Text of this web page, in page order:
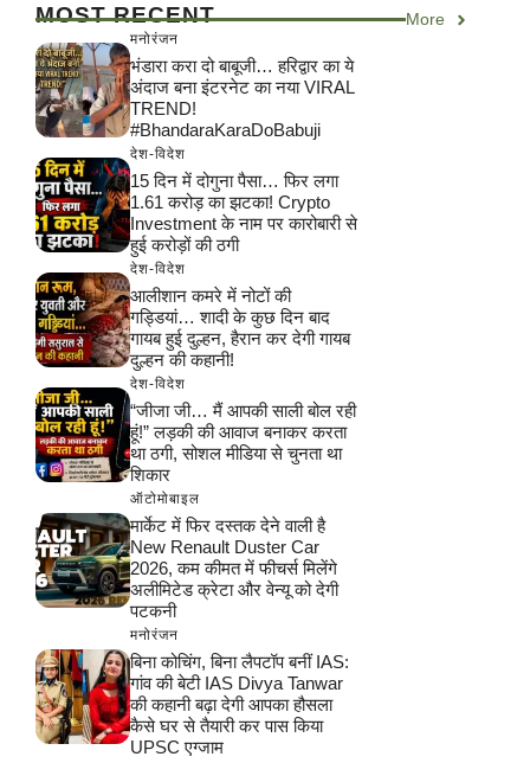
MOST RECENT More
मनोरंजन
भंडारा करा दो बाबूजी… हरिद्वार का ये
अंदाज बना इंटरनेट का नया VIRAL
TREND!
#BhandaraKaraDoBabuji
देश-विदेश
15 दिन में दोगुना पैसा… फिर लगा
1.61 करोड़ का झटका! Crypto
Investment के नाम पर कारोबारी से
हुई करोड़ों की ठगी
देश-विदेश
आलीशान कमरे में नोटों की
गड्डियां… शादी के कुछ दिन बाद
गायब हुई दुल्हन, हैरान कर देगी गायब
दुल्हन की कहानी!
देश-विदेश
“जीजा जी… मैं आपकी साली बोल रही
हूं!” लड़की की आवाज बनाकर करता
था ठगी, सोशल मीडिया से चुनता था
शिकार
ऑटोमोबाइल
मार्केट में फिर दस्तक देने वाली है
New Renault Duster Car
2026, कम कीमत में फीचर्स मिलेंगे
अलीमिटेड क्रेटा और वेन्यू को देगी
पटकनी
मनोरंजन
बिना कोचिंग, बिना लैपटॉप बनीं IAS:
गांव की बेटी IAS Divya Tanwar
की कहानी बढ़ा देगी आपका हौसला
कैसे घर से तैयारी कर पास किया
UPSC एग्जाम